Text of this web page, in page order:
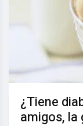
¿Tiene
amigos, la